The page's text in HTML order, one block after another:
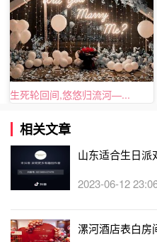
生死轮回间,悠悠归流河—...
相关文章
山东适合生日派
2023-06-12
漯河酒店表白房